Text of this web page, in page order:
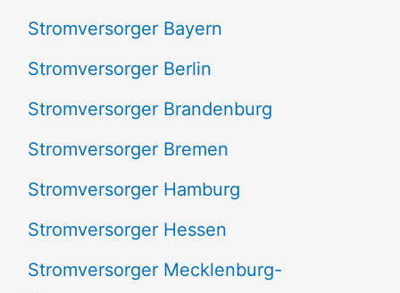
h
:
Stromversorger Bayern
Stromversorger Berlin
Stromversorger Brandenburg
Stromversorger Bremen
Stromversorger Hamburg
Stromversorger Hessen
Stromversorger Mecklenburg-